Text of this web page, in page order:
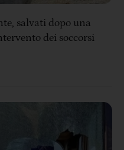
salvati dopo una
dei soccorsi